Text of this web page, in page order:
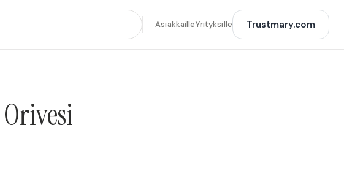
AsiakkailleYrityksille Trustmary.com